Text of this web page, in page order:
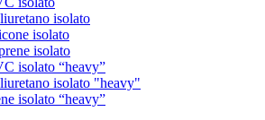
isolato
isolato
isolato
isolato “heavy”
isolato "heavy"
isolato “heavy”